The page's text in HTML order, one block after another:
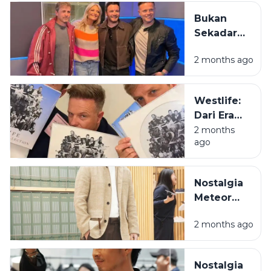
di
Pegunungan
Juara di
Hati Kita
Bukan
Sekadar
Westlife
Adalah
Tongkrongan
yang
Menolak
Bubar
2 months ago
Westlife:
Dari Era
Bangku
Lipat ke
Era Bapak-
Estetik
2 months
ago
Nostalgia
Meteor
Cerita di Balik
Terbentuknya
2 months ago
Nostalgia